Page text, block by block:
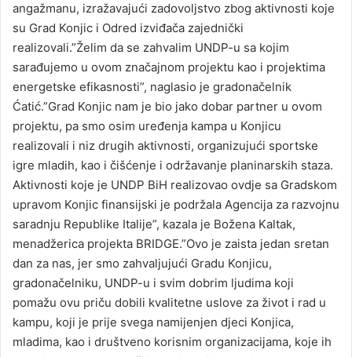
angažmanu, izražavajući zadovoljstvo zbog aktivnosti koje
su Grad Konjic i Odred izviđača zajednički
realizovali.”Želim da se zahvalim UNDP-u sa kojim
sarađujemo u ovom značajnom projektu kao i projektima
energetske efikasnosti”, naglasio je gradonačelnik
Ćatić.”Grad Konjic nam je bio jako dobar partner u ovom
projektu, pa smo osim uređenja kampa u Konjicu
realizovali i niz drugih aktivnosti, organizujući sportske
igre mladih, kao i čišćenje i održavanje planinarskih staza.
Aktivnosti koje je UNDP BiH realizovao ovdje sa Gradskom
upravom Konjic finansijski je podržala Agencija za razvojnu
saradnju Republike Italije”, kazala je Božena Kaltak,
menadžerica projekta BRIDGE.”Ovo je zaista jedan sretan
dan za nas, jer smo zahvaljujući Gradu Konjicu,
gradonačelniku, UNDP-u i svim dobrim ljudima koji
pomažu ovu priču dobili kvalitetne uslove za život i rad u
kampu, koji je prije svega namijenjen djeci Konjica,
mladima, kao i društveno korisnim organizacijama, koje ih